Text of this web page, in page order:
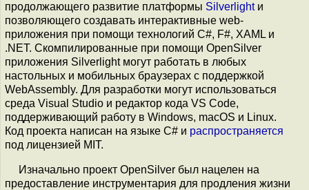
продолжающего развитие платформы Silverlightи
позволяющего создавать интерактивные web-
приложения при помощи технологий C#, F#, XAML и
.NET. Скомпилированные при помощи OpenSilver
приложения Silverlight могут работать в любых
настольных и мобильных браузерах с поддержкой
WebAssembly. Для разработки могут использоваться
среда Visual Studio и редактор кода VS Code,
поддерживающий работу в Windows, macOS и Linux.
Код проекта написан на языке C# и распространяется
под лицензией MIT.
Изначально проект OpenSilver был нацелен на
предоставление инструментария для продления жизни